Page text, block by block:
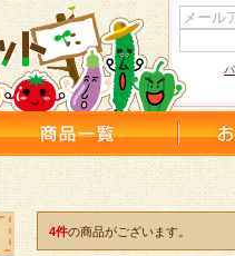
4件の商品がございます。